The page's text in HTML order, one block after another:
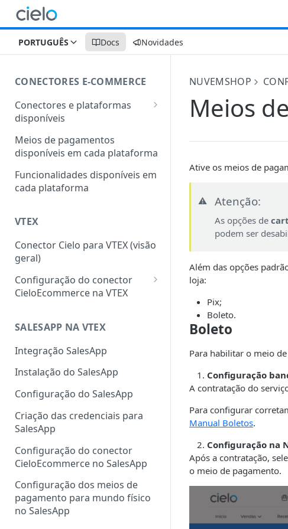
PORTUGUÊS Docs Novidades
CONECTORES E-COMMERCE
Conectores e plataformas
disponíveis
Outras plataformas também
conectadas com a Cielo
Meios de pagamentos
disponíveis em cada plataforma
Funcionalidades disponíveis em
cada plataforma
VTEX
Conector Cielo para VTEX (visão
geral)
Configuração do conector
CieloEcommerce na VTEX
Configuração de cartão de
digitais
Configuração de pagamentos
customizados
Funcionalidades
Configuração da
ClearSale na VTEX
Configuração do Fingerprint
Cybersource na VTEX
Cadastro de sellers para Split
de Pagamento
SALESAPP NA VTEX
Integração SalesApp
Instalação do SalesApp
Configuração do SalesApp
Criação das credenciais para
SalesApp
Configuração do conector
CieloEcommerce no SalesApp
Configuração dos meios de
pagamento para mundo físico
no SalesApp
NUVEMSHOP
Meios
Ative os meios de
⚠️ Atenção:
As opções de
podem ser
Além das opções
loja:
Pix;
Boleto.
Boleto
Para habilitar o meio
Configuração
A contratação do
Para configurar
Manual Boletos.
Configuração na
Após a contratação,
o meio de pagamento.